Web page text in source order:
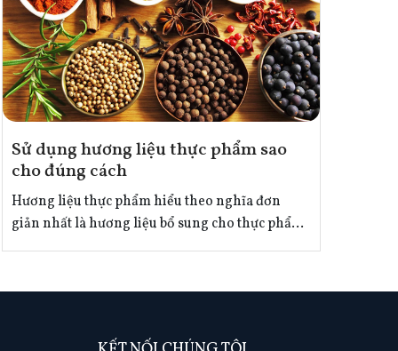
Sử dụng hương liệu thực phẩm sao
cho đúng cách
Hương liệu thực phẩm hiểu theo nghĩa đơn
giản nhất là hương liệu bổ sung cho thực phẩm.
"Hương liệu" là thuật ngữ không còn xa lại đối
tự nhiên là các loại hương liệu được chiết xuất
quy trình kiểm tra gắt gao cũng như độ an toàn